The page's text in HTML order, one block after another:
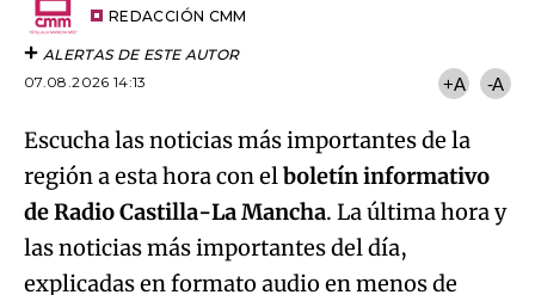
REDACCIÓN CMM
ALERTAS DE ESTE AUTOR
07.08.2026 14:13
+A -A
Escucha las noticias más importantes de la
región a esta hora con elboletín informativo
de Radio Castilla-La Mancha. La última hora y
las noticias más importantes del día,
explicadas en formato audio en menos de